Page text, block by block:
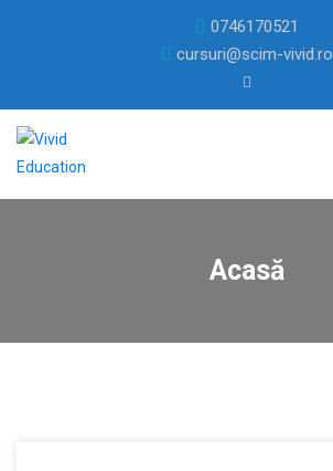
0746170521
cursuri@scim-vivid.ro
Acasă